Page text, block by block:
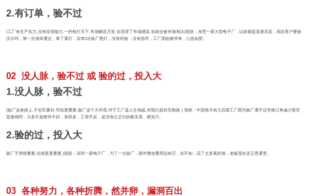
2.有订单，验不过
(工厂有生产实力,没有应变能力,一杆枪打天下,市场瞬息万变,你违背了市场潮流,你就会被市场淘汰)现状：东莞一家大型电子厂，以前都是直接买卖，现在客户要验
沃尔玛，第一次侥幸通过，拿了黄灯，后来2次验厂橙灯，没有经验，没有指导，工厂面临被停单，心急如焚。
02 没人脉，验不过 或 验的过，投入大
1.没人脉，验不过
(验厂这条路上,不但车要好,司机更重要,验厂这个大环境,对于工厂是人生地疏,对我们是轻车熟路.) 现状：中国每天有几百家工厂因为验厂通不过导致订单减少甚至
直接倒闭，大多不是硬件不好，加班多，工资不足，是没有公正行的硬关系、硬实力。
2.验的过，投入大
验厂子弹很重要,但准星更重要,)现状：深圳一家电子厂，为了一次验厂，硬件整改费用近80万，实不知，花了太多冤枉钱，老板现在还云里雾里。
03 各种努力，各种折腾，然并卵，漏洞百出